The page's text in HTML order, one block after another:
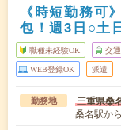
《時短勤務可
包！週3日○土
職種未経験OK 交
WEB登録OK 派遣
勤務地 三重県桑
桑名駅か